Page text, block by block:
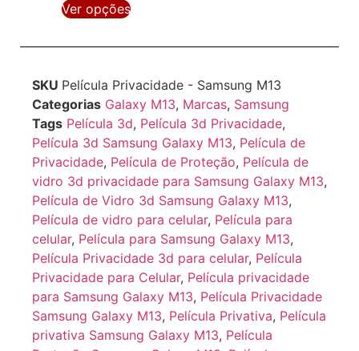
Ver opções
SKU Película Privacidade - Samsung M13
Categorias Galaxy M13, Marcas, Samsung
Tags Película 3d, Película 3d Privacidade,
Película 3d Samsung Galaxy M13, Película de
Privacidade, Película de Proteção, Película de
vidro 3d privacidade para Samsung Galaxy M13,
Película de Vidro 3d Samsung Galaxy M13,
Película de vidro para celular, Película para
celular, Película para Samsung Galaxy M13,
Película Privacidade 3d para celular, Película
Privacidade para Celular, Película privacidade
para Samsung Galaxy M13, Película Privacidade
Samsung Galaxy M13, Película Privativa, Película
privativa Samsung Galaxy M13, Película